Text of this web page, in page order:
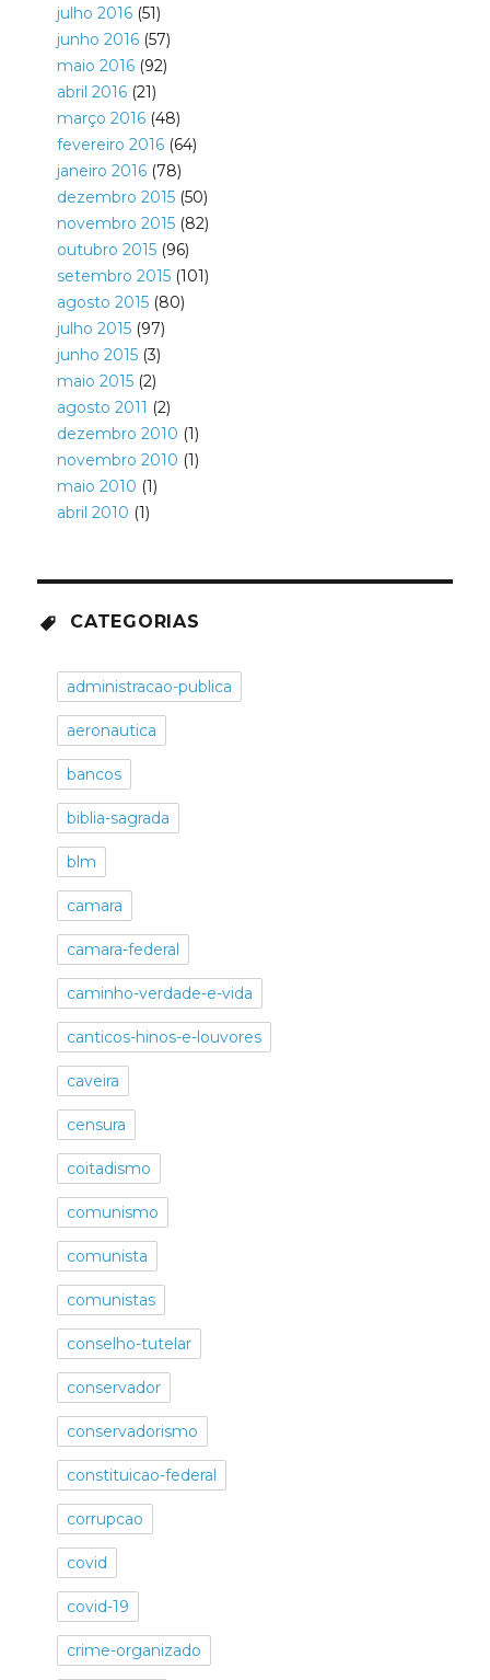
julho 2016(51)
junho 2016(57)
maio 2016(92)
abril 2016(21)
março 2016(48)
fevereiro 2016(64)
janeiro 2016(78)
dezembro 2015(50)
novembro 2015(82)
outubro 2015(96)
setembro 2015(101)
agosto 2015(80)
julho 2015(97)
junho 2015(3)
maio 2015(2)
agosto 2011 (2)
dezembro 2010 (1)
novembro 2010 (1)
maio 2010 (1)
abril 2010 (1)
CATEGORIAS
administracao-publica
aeronautica
bancos
biblia-sagrada
blm
camara
camara-federal
caminho-verdade-e-vida
canticos-hinos-e-louvores
caveira
censura
coitadismo
comunismo
comunista
comunistas
conselho-tutelar
conservador
conservadorismo
constituicao-federal
corrupcao
covid
covid-19
crime-organizado